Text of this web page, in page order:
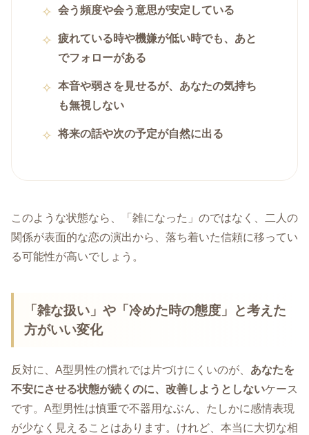
会う頻度や会う意思が安定している
疲れている時や機嫌が低い時でも、あと
でフォローがある
本音や弱さを見せるが、あなたの気持ち
も無視しない
将来の話や次の予定が自然に出る
このような状態なら、「雑になった」のではなく、二人の
関係が表面的な恋の演出から、落ち着いた信頼に移ってい
る可能性が高いでしょう。
「雑な扱い」や「冷めた時の態度」と考えた
方がいい変化
反対に、A型男性の慣れでは片づけにくいのが、 あなたを
不安にさせる状態が続くのに、改善しようとしないケース
です。A型男性は慎重で不器用なぶん、たしかに感情表現
が少なく見えることはあります。けれど、本当に大切な相